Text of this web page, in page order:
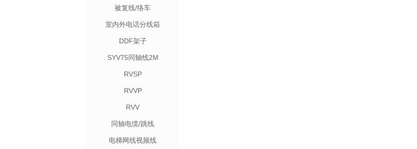
被复线/络车
室内外电话分线箱
DDF架子
SYV75同轴线2M
RVSP
RVVP
RVV
同轴电缆/跳线
电梯网线视频线